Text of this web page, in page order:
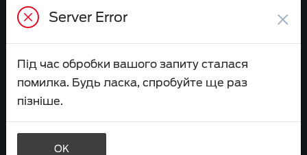
service.cry-motors@vidi.ua
вул. Велика Кільцева, 60а
ВІДДІЛ ПРОДАЖІВ
Server Error ×
Під час обробки вашого запиту сталася
помилка. Будь ласка, спробуйте ще раз
пізніше.
OK